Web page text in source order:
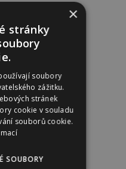
×
stránky
soubory
zážitku.
stránek
cookie v souladu
souborů cookie.
SOUBORY